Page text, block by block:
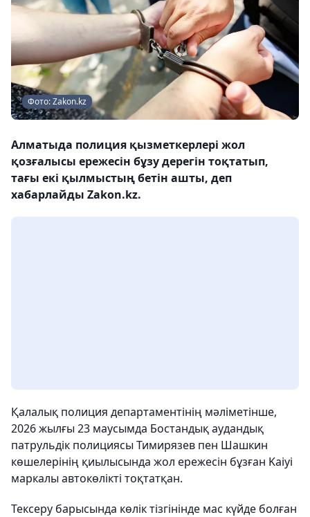
Фото: Zakon.kz
Алматыда полиция қызметкерлері жол
қозғалысы ережесін бұзу дерегін тоқтатып,
тағы екі қылмыстың бетін ашты, деп
хабарлайды Zakon.kz.
Қалалық полиция департаментінің мәліметінше,
2026 жылғы 23 маусымда Бостандық аудандық
патрульдік полициясы Тимирязев пен Шашкин
көшелерінің қиылысында жол ережесін бұзған Kaiyi
маркалы автокөлікті тоқтатқан.
Тексеру барысында көлік тізгінінде мас күйде болған